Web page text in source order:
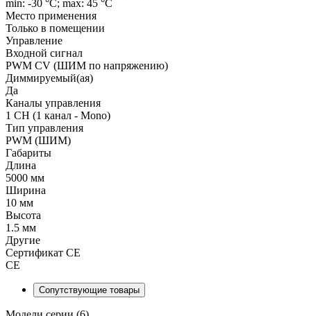
min: -30 °C; max: 45 °C
Место применения
Только в помещении
Управление
Входной сигнал
PWM СV (ШИМ по напряжению)
Диммируемый(ая)
Да
Каналы управления
1 CH (1 канал - Mono)
Тип управления
PWM (ШИМ)
Габариты
Длина
5000 мм
Ширина
10 мм
Высота
1.5 мм
Другие
Сертификат CE
CE
Сопутствующие товары